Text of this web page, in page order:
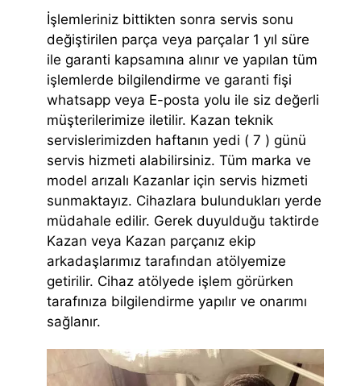
İşlemleriniz bittikten sonra servis sonu
değiştirilen parça veya parçalar 1 yıl süre
ile garanti kapsamına alınır ve yapılan tüm
işlemlerde bilgilendirme ve garanti fişi
whatsapp veya E-posta yolu ile siz değerli
müşterilerimize iletilir. Kazan teknik
servislerimizden haftanın yedi ( 7 ) günü
servis hizmeti alabilirsiniz. Tüm marka ve
model arızalı Kazanlar için servis hizmeti
sunmaktayız. Cihazlara bulundukları yerde
müdahale edilir. Gerek duyulduğu taktirde
Kazan veya Kazan parçanız ekip
arkadaşlarımız tarafından atölyemize
getirilir. Cihaz atölyede işlem görürken
tarafınıza bilgilendirme yapılır ve onarımı
sağlanır.